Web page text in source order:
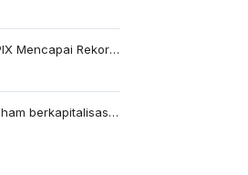
Dow, KOSPI, TOPIX Mencapai Rekor Tertinggi: Mengapa Pasar Saham Melonjak Sekarang?
Russell 2000: Saham berkapitalisasi kecil mencuri sorotan dalam 'Rotasi Besar' tahun 2026